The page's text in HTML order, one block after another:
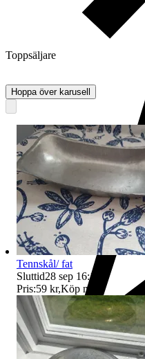
Toppsäljare
Hoppa över karusell
Tennskål/ fat
Sluttid28 sep 16:13
Pris:59 kr,Köp nu